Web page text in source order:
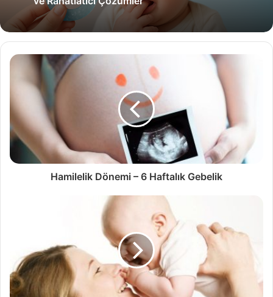
Bebeklerde Diş Çıkarma Dönemi: Belirtiler
ve Rahatlatıcı Çözümler
Bebeklerde Grip ve Soğuk Algınlığından
Korunma Yolları
Hamilelik Dönemi – 6 Haftalık Gebelik